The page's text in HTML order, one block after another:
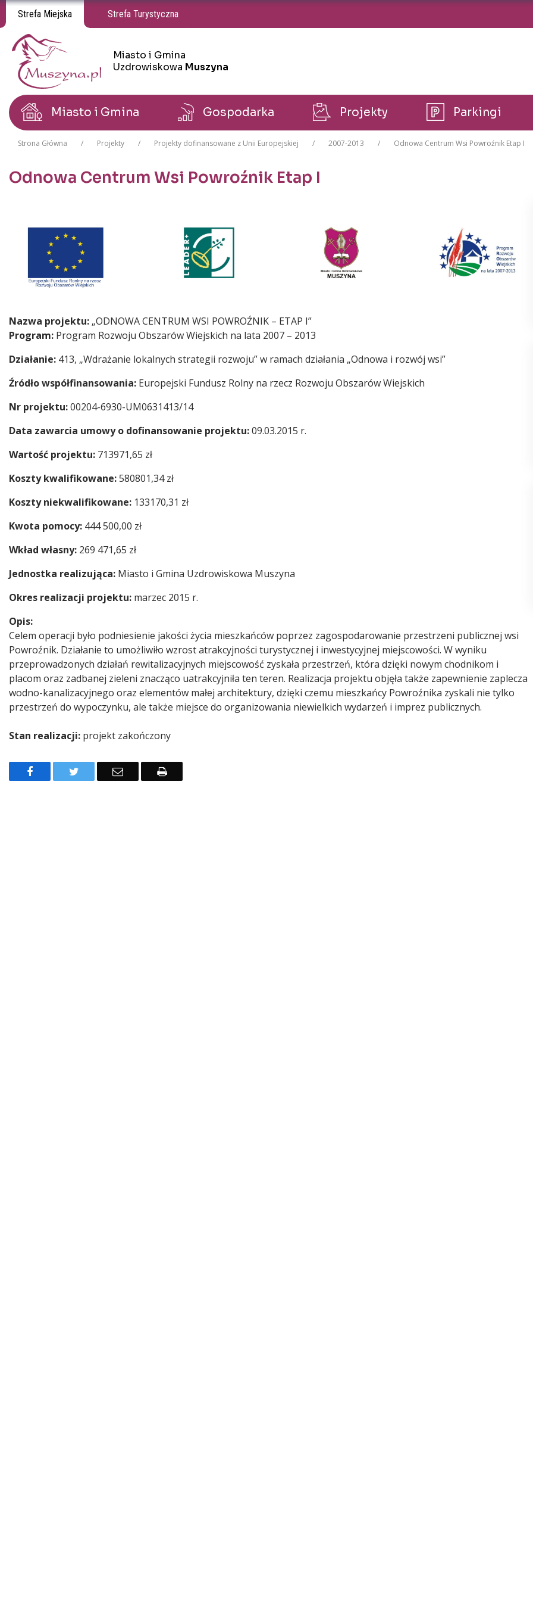
Strefa Miejska Strefa Turystyczna
Miasto i Gmina Uzdrowiskowa Muszyna
Miasto i Gmina
Uzdrowiskowa Muszyna
Miasto i Gmina Uzdrowiskowa Muszyna
Miasto i Gmina Gospodarka Projekty Parkingi
Strona Główna Projekty Projekty dofinansowane z Unii Europejskiej 2007-2013 Odnowa Centrum Wsi Powroźnik Etap I
Odnowa Centrum Wsi Powroźnik Etap I
Nazwa projektu: „ODNOWA CENTRUM WSI POWROŹNIK – ETAP I”
Program: Program Rozwoju Obszarów Wiejskich na lata 2007 – 2013
Działanie: 413, „Wdrażanie lokalnych strategii rozwoju” w ramach działania „Odnowa i rozwój wsi”
Źródło współfinansowania: Europejski Fundusz Rolny na rzecz Rozwoju Obszarów Wiejskich
Nr projektu:00204-6930-UM0631413/14
Data zawarcia umowy o dofinansowanie projektu:09.03.2015 r.
Wartość projektu: 713971,65 zł
Koszty kwalifikowane:580801,34 zł
Koszty niekwalifikowane: 133170,31 zł
Kwota pomocy: 444 500,00 zł
Wkład własny: 269 471,65 zł
Jednostka realizująca: Miasto i Gmina Uzdrowiskowa Muszyna
Okres realizacji projektu: marzec 2015 r.
Opis:
Celem operacji było podniesienie jakości życia mieszkańców poprzez zagospodarowanie przestrzeni publicznej wsi
Powroźnik. Działanie to umożliwiło wzrost atrakcyjności turystycznej i inwestycyjnej miejscowości. W wyniku
przeprowadzonych działań rewitalizacyjnych miejscowość zyskała przestrzeń, która dzięki nowym chodnikom i
placom oraz zadbanej zieleni znacząco uatrakcyjniła ten teren. Realizacja projektu objęła także zapewnienie zaplecza
wodno-kanalizacyjnego oraz elementów małej architektury, dzięki czemu mieszkańcy Powroźnika zyskali nie tylko
przestrzeń do wypoczynku, ale także miejsce do organizowania niewielkich wydarzeń i imprez publicznych.
Stan realizacji: projekt zakończony
FacebookTwitter Email Drukuj